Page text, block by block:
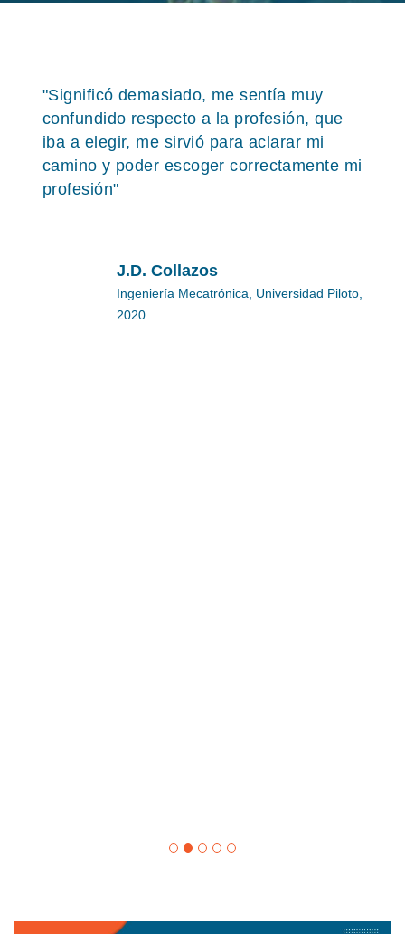
"Significó demasiado, me sentía muy
confundido respecto a la profesión, que
iba a elegir, me sirvió para aclarar mi
camino y poder escoger correctamente mi
profesión"
J.D. Collazos
Ingeniería Mecatrónica, Universidad Piloto,
2020